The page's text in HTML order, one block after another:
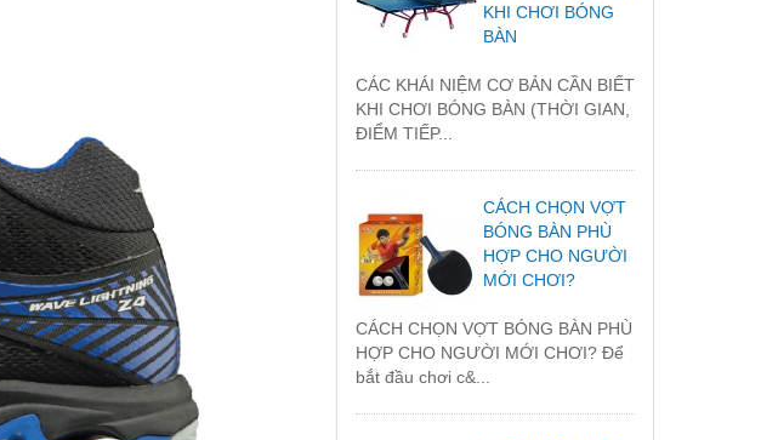
KHI CHƠI BÓNG
BÀN
CÁC KHÁI NIỆM CƠ BẢN CẦN BIẾT
KHI CHƠI BÓNG BÀN (THỜI GIAN,
ĐIỂM TIẾP...
CÁCH CHỌN VỢT
BÓNG BÀN PHÙ
HỢP CHO NGƯỜI
MỚI CHƠI?
CÁCH CHỌN VỢT BÓNG BÀN PHÙ
HỢP CHO NGƯỜI MỚI CHƠI? Để
bắt đầu chơi c&...